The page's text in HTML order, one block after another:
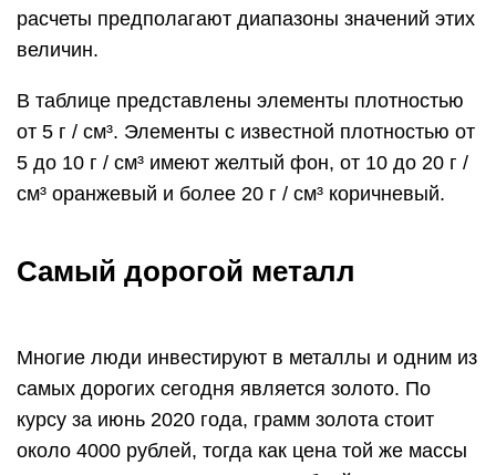
расчеты предполагают диапазоны значений этих
величин.
В таблице представлены элементы плотностью
от 5 г / см³. Элементы с известной плотностью от
5 до 10 г / см³ имеют желтый фон, от 10 до 20 г /
см³ оранжевый и более 20 г / см³ коричневый.
Самый дорогой металл
Многие люди инвестируют в металлы и одним из
самых дорогих сегодня является золото. По
курсу за июнь 2020 года, грамм золота стоит
около 4000 рублей, тогда как цена той же массы